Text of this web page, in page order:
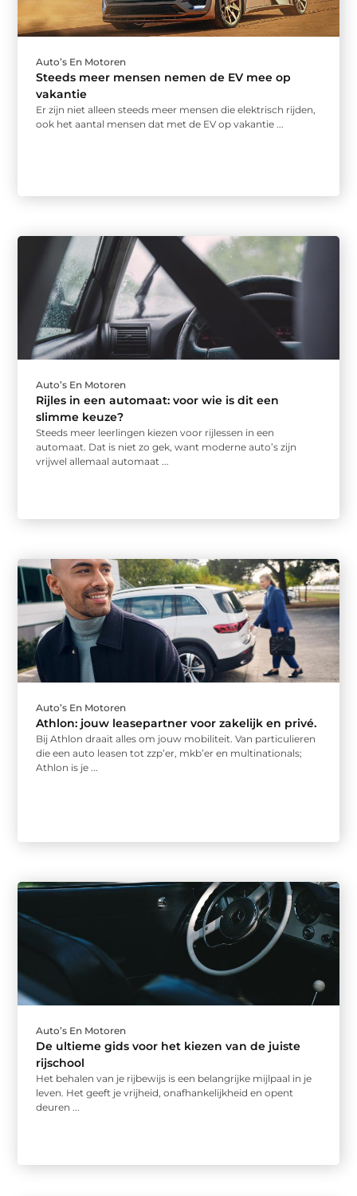
Auto’s En Motoren
Steeds meer mensen nemen de EV mee op
vakantie
Er zijn niet alleen steeds meer mensen die elektrisch rijden,
ook het aantal mensen dat met de EV op vakantie ...
Auto’s En Motoren
Rijles in een automaat: voor wie is dit een
slimme keuze?
Steeds meer leerlingen kiezen voor rijlessen in een
automaat. Dat is niet zo gek, want moderne auto’s zijn
vrijwel allemaal automaat ...
Auto’s En Motoren
Athlon: jouw leasepartner voor zakelijk en privé.
Bij Athlon draait alles om jouw mobiliteit. Van particulieren
die een auto leasen tot zzp’er, mkb’er en multinationals;
Athlon is je ...
Auto’s En Motoren
De ultieme gids voor het kiezen van de juiste
rijschool
Het behalen van je rijbewijs is een belangrijke mijlpaal in je
leven. Het geeft je vrijheid, onafhankelijkheid en opent
deuren ...